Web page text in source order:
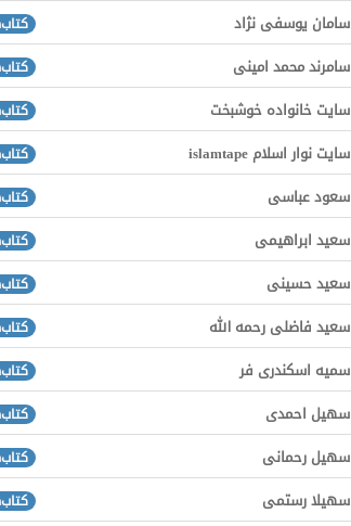
سامان یوسفی نژاد
سامرند محمد امینی
سایت خانواده خوشبخت
سایت نوار اسلام islamtape
سعود عباسی
سعید ابراهیمی
سعید حسینی
سعید فاضلی رحمه الله
سمیه اسکندری فر
سهیل احمدی
سهیل رحمانی
سهیلا رستمی